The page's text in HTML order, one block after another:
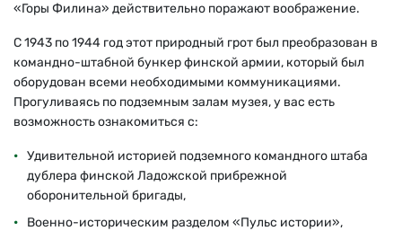
«Горы Филина» действительно поражают воображение.
С 1943 по 1944 год этот природный грот был преобразован в
командно-штабной бункер финской армии, который был
оборудован всеми необходимыми коммуникациями.
Прогуливаясь по подземным залам музея, у вас есть
возможность ознакомиться с:
Удивительной историей подземного командного штаба
дублера финской Ладожской прибрежной
оборонительной бригады,
Военно-историческим разделом «Пульс истории»,